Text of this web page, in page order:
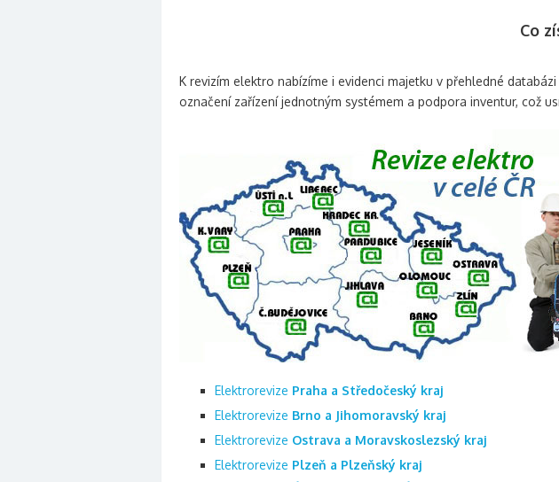
Co
K revizím elektro nabízíme i evidenci majetku v přehledné
označení zařízení jednotným systémem a podpora inventur, což
Elektrorevize Praha a Středočeský kraj
Elektrorevize Brno a Jihomoravský kraj
Elektrorevize Ostrava a Moravskoslezský kraj
Elektrorevize Plzeň a Plzeňský kraj